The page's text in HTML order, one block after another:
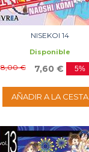
NISEKOI 14
Disponible
8,00 € 7,60 € 5%
AÑADIR A LA CESTA